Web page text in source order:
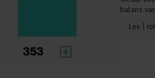
balans
Lee | rol